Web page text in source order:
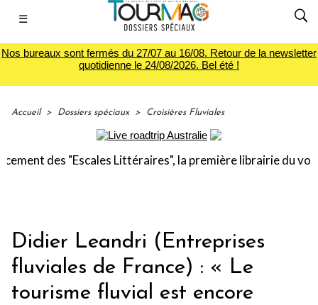
☰
Nos bureaux sont fermés du 27/07 au 16/08. Retour de la newsletter
quotidienne le 24/08/2026. Bel été !
Accueil > Dossiers spéciaux > Croisières Fluviales
des "Escales Littéraires", la première librairie du voyage
Didier Leandri (Entreprises
fluviales de France) : « Le
tourisme fluvial est encore